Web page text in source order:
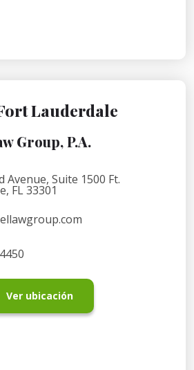
Lauderdale
Group, P.A.
Avenue, Suite 1500 Ft.
FL 33301
Ver ubicación